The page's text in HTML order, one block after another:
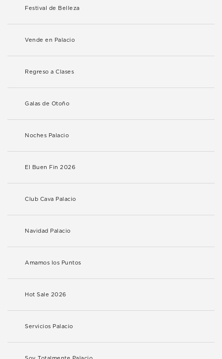
Festival de Belleza
Vende en Palacio
Regreso a Clases
Galas de Otoño
Noches Palacio
El Buen Fin 2026
Club Cava Palacio
Navidad Palacio
Amamos los Puntos
Hot Sale 2026
Servicios Palacio